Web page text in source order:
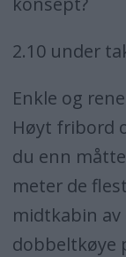
2.10 under
Enkle og
Høyt fribord
du enn
meter de
midtkabin av
dobbeltkøye